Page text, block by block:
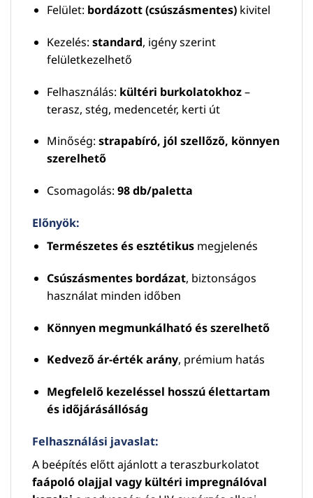
Felület: bordázott (csúszásmentes)kivitel
Kezelés: standard, igény szerint
felületkezelhető
Felhasználás: kültéri burkolatokhoz–
terasz, stég, medencetér, kerti út
Minőség: strapabíró, jól szellőző, könnyen
szerelhető
Csomagolás: 98 db/paletta
Előnyök:
Természetes és esztétikusmegjelenés
Csúszásmentes bordázat, biztonságos
használat minden időben
Könnyen megmunkálható és szerelhető
Kedvező ár-érték arány, prémium hatás
Megfelelő kezeléssel hosszú élettartam
és időjárásállóság
Felhasználási javaslat:
A beépítés előtt ajánlott a teraszburkolatot
faápoló olajjal vagy kültéri impregnálóval